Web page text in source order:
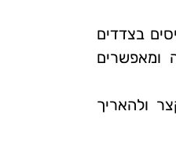
בצדדים
ומאפשרים
ולהאריך